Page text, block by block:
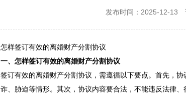
发布时间：2025-12-13
怎样签订有效的离婚财产分割协议
一、怎样签订有效的离婚财产分割协议
签订有效的离婚财产分割协议，需遵循以下要点。首先，
诈、胁迫等情形。其次，协议内容要合法，不能违反法律